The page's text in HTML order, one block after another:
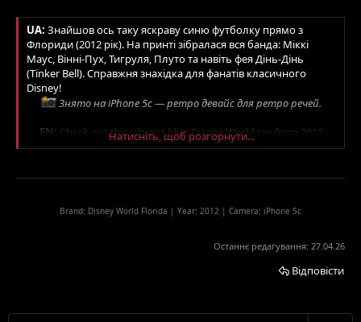
UA: Знайшов ось таку яскраву синю футболку прямо з
Флориди (2012 рік). На принті зібралася вся банда: Міккі
Маус, Вінні-Пух, Тигруля, Плуто та навіть фея Дінь-Дінь
(Tinker Bell). Справжня знахідка для фанатів класичного
Disney!
Знято на iPhone 5c — ретро девайс для ретро речей.
EN: Check out this vibrant blue Disney World tee from 2012
(Florida). It features the whole gang: Mickey Mouse, Winnie the
Disney collectors and vintage lovers!
Натисніть, щоб розгорнути...
Brand: Disney World Florida | Year: 2012 | Camera: iPhone 5c
Останнє редагування: 27.04.26
Відповісти